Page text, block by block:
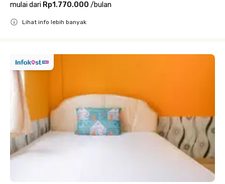
mulai dari Rp1.770.000 /bulan
Lihat info lebih banyak